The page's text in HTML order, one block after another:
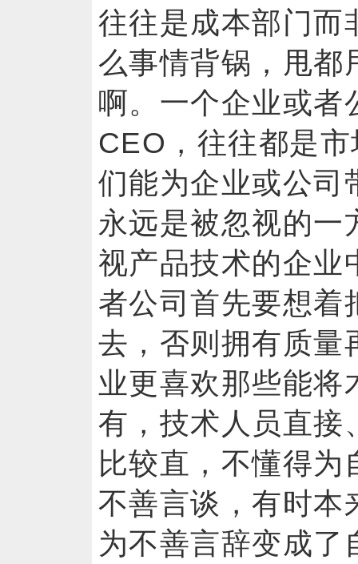
往往是成本部门而
么事情背锅，甩都
啊。一个企业或者
CEO，往往都是
们能为企业或公司
永远是被忽视的一
视产品技术的企业
者公司首先要想着
去，否则拥有质量
业更喜欢那些能将
有，技术人员直接
比较直，不懂得
不善言谈，有时本
为不善言辞变成了